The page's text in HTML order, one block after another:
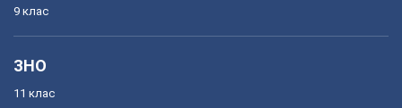
9 клас
ЗНО
11 клас